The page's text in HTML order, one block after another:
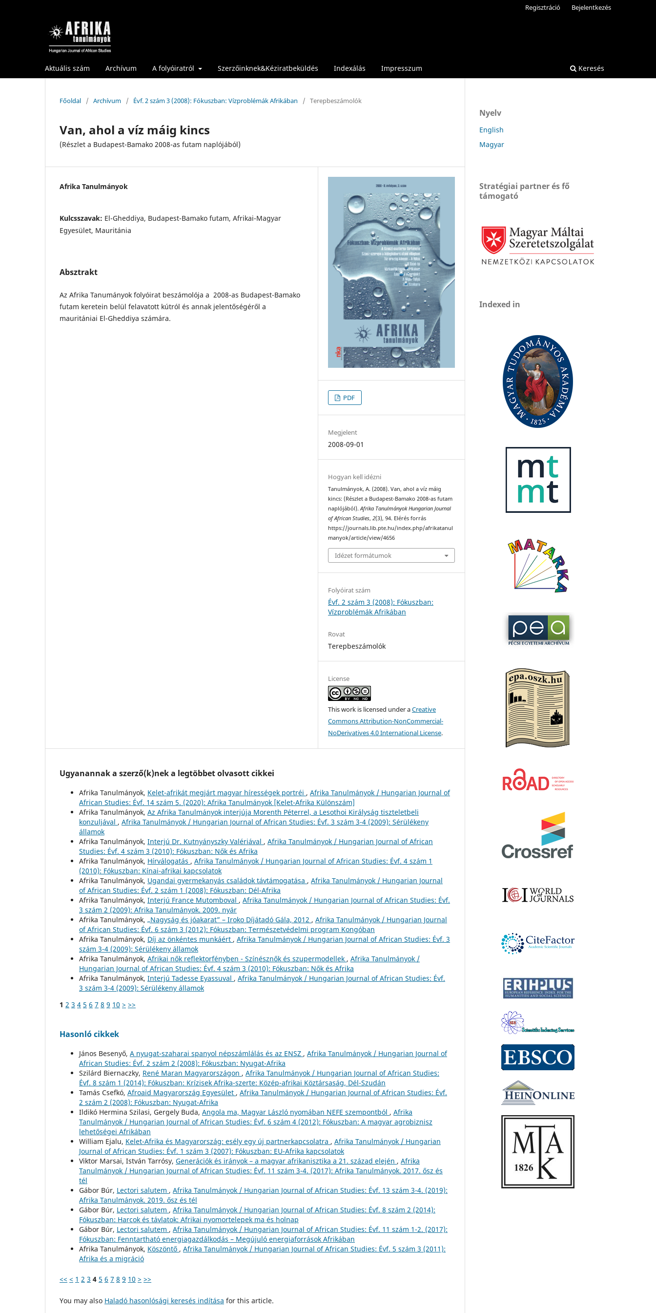
Aktuális szám Archívum A folyóiratról Szerzőinknek&Kéziratbeküldés Indexálás Impresszum Keresés
Regisztráció Bejelentkezés
Főoldal / Archívum / Évf. 2 szám 3 (2008): Fókuszban: Vízproblémák Afrikában / Terepbeszámolók
Van, ahol a víz máig kincs
(Részlet a Budapest-Bamako 2008-as futam naplójából)
Afrika Tanulmányok
Kulcsszavak: El-Gheddiya, Budapest-Bamako futam, Afrikai-Magyar
Egyesület, Mauritánia
Absztrakt
Az Afrika Tanumányok folyóirat beszámolója a 2008-as Budapest-Bamako
futam keretein belül felavatott kútról és annak jelentőségéről a
mauritániai El-Gheddiya számára.
PDF
Megjelent
2008-09-01
Hogyan kell idézni
Tanulmányok, A. (2008). Van, ahol a víz máig
kincs: (Részlet a Budapest-Bamako 2008-as futam
naplójából).Afrika Tanulmányok Hungarian Journal
of African Studies,2(3), 94. Elérés forrás
https://journals.lib.pte.hu/index.php/afrikatanul
manyok/article/view/4656
Idézet formátumok
Folyóirat szám
Évf. 2 szám 3 (2008): Fókuszban:
Vízproblémák Afrikában
Rovat
Terepbeszámolók
License
This work is licensed under aCreative
Commons Attribution-NonCommercial-
NoDerivatives 4.0 International License.
Ugyanannak a szerző(k)nek a legtöbbet olvasott cikkei
Afrika Tanulmányok, Kelet-afrikát megjárt magyar hírességek portréi , Afrika Tanulmányok / Hungarian Journal of
African Studies: Évf. 14 szám 5. (2020): Afrika Tanulmányok [Kelet-Afrika Különszám]
Afrika Tanulmányok, Az Afrika Tanulmányok interjúja Morenth Péterrel, a Lesothoi Királyság tiszteletbeli
konzuljával , Afrika Tanulmányok / Hungarian Journal of African Studies: Évf. 3 szám 3-4 (2009): Sérülékeny
államok
Afrika Tanulmányok, Interjú Dr. Kutnyányszky Valériával , Afrika Tanulmányok / Hungarian Journal of African
Studies: Évf. 4 szám 3 (2010): Fókuszban: Nők és Afrika
Afrika Tanulmányok, Hírválogatás , Afrika Tanulmányok / Hungarian Journal of African Studies: Évf. 4 szám 1
(2010): Fókuszban: Kínai-afrikai kapcsolatok
Afrika Tanulmányok, Ugandai gyermekanyás családok távtámogatása , Afrika Tanulmányok / Hungarian Journal
of African Studies: Évf. 2 szám 1 (2008): Fókuszban: Dél-Afrika
Afrika Tanulmányok, Interjú France Mutomboval , Afrika Tanulmányok / Hungarian Journal of African Studies: Évf.
3 szám 2 (2009): Afrika Tanulmányok. 2009. nyár
Afrika Tanulmányok, „Nagyság és jóakarat” – Iroko Díjátadó Gála, 2012 , Afrika Tanulmányok / Hungarian Journal
of African Studies: Évf. 6 szám 3 (2012): Fókuszban: Természetvédelmi program Kongóban
Afrika Tanulmányok, Díj az önkéntes munkáért , Afrika Tanulmányok / Hungarian Journal of African Studies: Évf. 3
szám 3-4 (2009): Sérülékeny államok
Afrika Tanulmányok, Afrikai nők reflektorfényben - Színésznők és szupermodellek , Afrika Tanulmányok /
Hungarian Journal of African Studies: Évf. 4 szám 3 (2010): Fókuszban: Nők és Afrika
Afrika Tanulmányok, Interjú Tadesse Eyassuval , Afrika Tanulmányok / Hungarian Journal of African Studies: Évf.
3 szám 3-4 (2009): Sérülékeny államok
1 2 3 4 5 6 7 8 9 10 > >>
Hasonló cikkek
János Besenyő, A nyugat-szaharai spanyol népszámlálás és az ENSZ , Afrika Tanulmányok / Hungarian Journal of
African Studies: Évf. 2 szám 2 (2008): Fókuszban: Nyugat-Afrika
Szilárd Biernaczky, René Maran Magyarországon , Afrika Tanulmányok / Hungarian Journal of African Studies:
Évf. 8 szám 1 (2014): Fókuszban: Krízisek Afrika-szerte: Közép-afrikai Köztársaság, Dél-Szudán
Tamás Csefkó, Afroaid Magyarország Egyesület , Afrika Tanulmányok / Hungarian Journal of African Studies: Évf.
2 szám 2 (2008): Fókuszban: Nyugat-Afrika
Ildikó Hermina Szilasi, Gergely Buda, Angola ma, Magyar László nyomában NEFE szempontból , Afrika
Tanulmányok / Hungarian Journal of African Studies: Évf. 6 szám 4 (2012): Fókuszban: A magyar agrobiznisz
lehetőségei Afrikában
William Ejalu, Kelet-Afrika és Magyarország: esély egy új partnerkapcsolatra , Afrika Tanulmányok / Hungarian
Journal of African Studies: Évf. 1 szám 3 (2007): Fókuszban: EU-Afrika kapcsolatok
Viktor Marsai, István Tarrósy, Generációk és irányok – a magyar afrikanisztika a 21. század elején , Afrika
Tanulmányok / Hungarian Journal of African Studies: Évf. 11 szám 3-4. (2017): Afrika Tanulmányok. 2017. ősz és
tél
Gábor Búr, Lectori salutem , Afrika Tanulmányok / Hungarian Journal of African Studies: Évf. 13 szám 3-4. (2019):
Afrika Tanulmányok. 2019. ősz és tél
Gábor Búr, Lectori salutem , Afrika Tanulmányok / Hungarian Journal of African Studies: Évf. 8 szám 2 (2014):
Fókuszban: Harcok és távlatok: Afrikai nyomortelepek ma és holnap
Gábor Búr, Lectori salutem , Afrika Tanulmányok / Hungarian Journal of African Studies: Évf. 11 szám 1-2. (2017):
Fókuszban: Fenntartható energiagazdálkodás – Megújuló energiaforrások Afrikában
Afrika Tanulmányok, Köszöntő , Afrika Tanulmányok / Hungarian Journal of African Studies: Évf. 5 szám 3 (2011):
Afrika és a migráció
<< < 1 2 3 4 5 6 7 8 9 10 > >>
You may also Haladó hasonlósági keresés indítása for this article.
Nyelv
English
Magyar
Stratégiai partner és fő
támogató
Indexed in